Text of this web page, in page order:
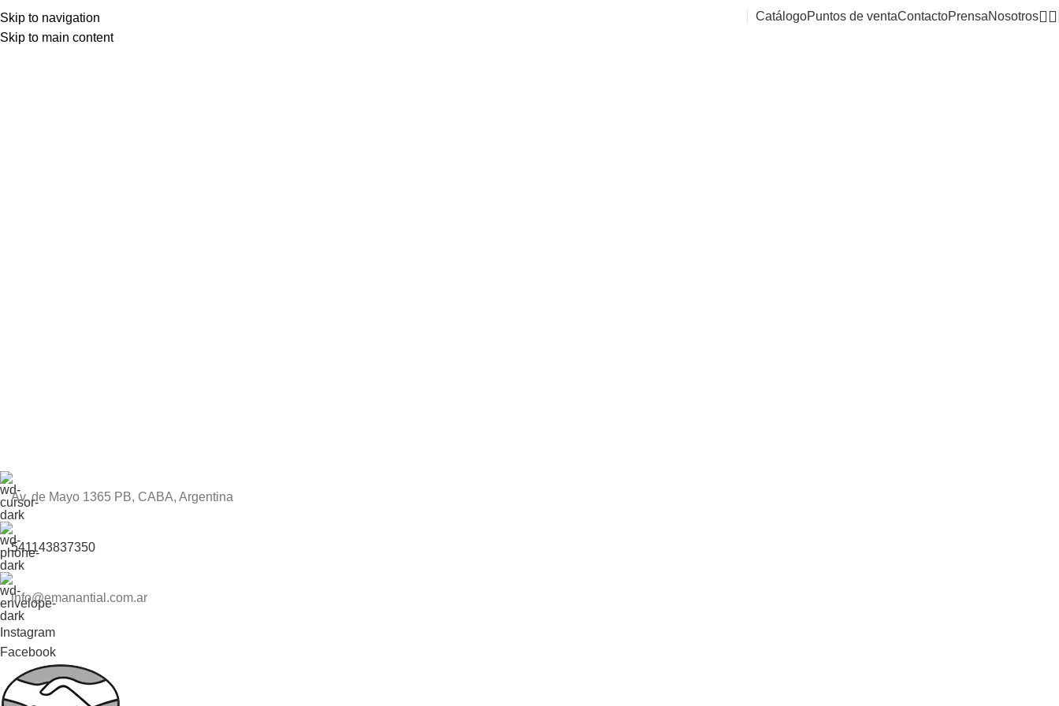
Skip to navigation
Skip to main content
CatálogoPuntos de ventaContactoPrensaNosotros
Av. de Mayo 1365 PB, CABA, Argentina
541143837350
info@emanantial.com.ar
Instagram
Facebook